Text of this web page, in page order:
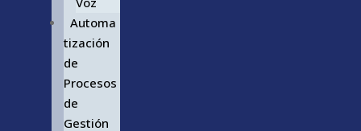
Automa
tización
de
Procesos
de
Gestión